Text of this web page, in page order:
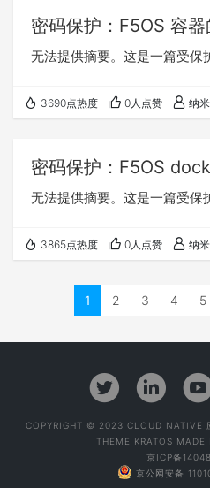
无法提供摘要。这是一篇受保
3690点热度 0人点赞 纳米
密码保护：F5OS
无法提供摘要。这是一篇受保
3865点热度 0人点赞 纳米
1 2 3 4 5
COPYRIGHT © 2023 CLOUD NATIVE
THEME KRATOS MADE
京ICP备
京公网安备